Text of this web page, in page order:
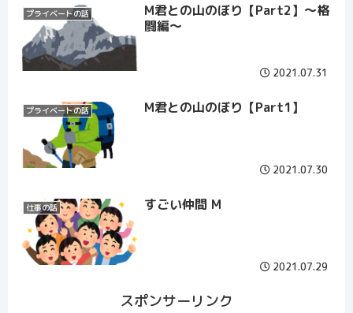
プライベートの話
M君との山のぼり【Part2】～格
闘編～
2021.07.31
プライベートの話 M君との山のぼり【Part1】
2021.07.30
仕事の話 すごい仲間 M
2021.07.29
スポンサーリンク